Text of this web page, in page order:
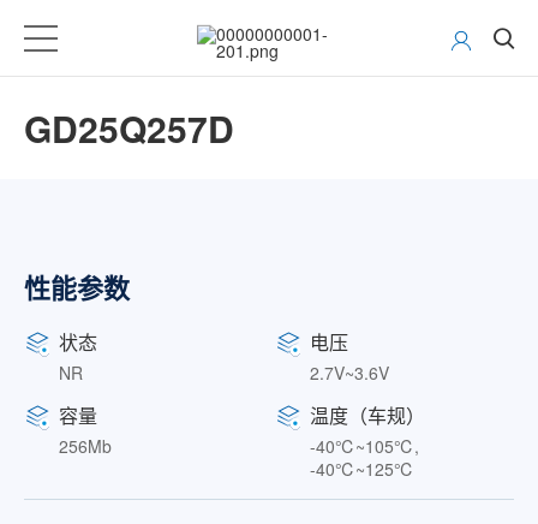
GD25Q257D
性能参数
状态
NR
电压
2.7V~3.6V
容量
256Mb
温度（车规）
-40℃~105℃,
-40℃~125℃